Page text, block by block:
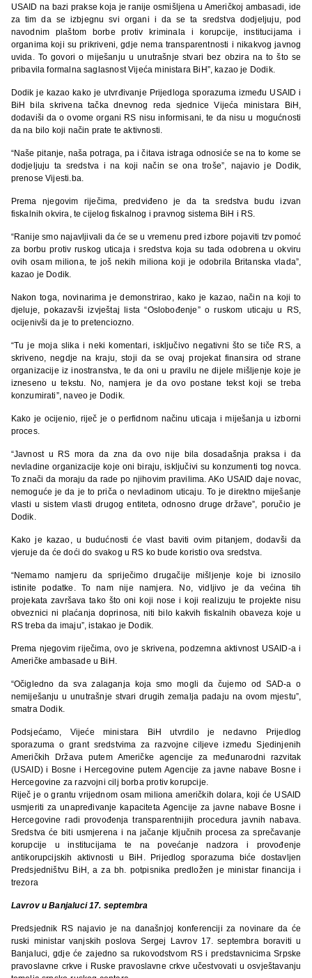
USAID na bazi prakse koja je ranije osmišljena u Američkoj ambasadi, ide
za tim da se izbjegnu svi organi i da se ta sredstva dodjeljuju, pod
navodnim plaštom borbe protiv kriminala i korupcije, institucijama i
organima koji su prikriveni, gdje nema transparentnosti i nikakvog javnog
uvida. To govori o miješanju u unutrašnje stvari bez obzira na to što se
pribavila formalna saglasnost Vijeća ministara BiH”, kazao je Dodik.
Dodik je kazao kako je utvrđivanje Prijedloga sporazuma između USAID i
BiH bila skrivena tačka dnevnog reda sjednice Vijeća ministara BiH,
dodaviši da o ovome organi RS nisu informisani, te da nisu u mogućnosti
da na bilo koji način prate te aktivnosti.
“Naše pitanje, naša potraga, pa i čitava istraga odnosiće se na to kome se
dodjeljuju ta sredstva i na koji način se ona troše”, najavio je Dodik,
prenose Vijesti.ba.
Prema njegovim riječima, predviđeno je da ta sredstva budu izvan
fiskalnih okvira, te cijelog fiskalnog i pravnog sistema BiH i RS.
“Ranije smo najavljivali da će se u vremenu pred izbore pojaviti tzv pomoć
za borbu protiv ruskog uticaja i sredstva koja su tada odobrena u okviru
ovih osam miliona, te još nekih miliona koji je odobrila Britanska vlada”,
kazao je Dodik.
Nakon toga, novinarima je demonstrirao, kako je kazao, način na koji to
djeluje, pokazavši izvještaj lista “Oslobođenje” o ruskom uticaju u RS,
ocijenivši da je to pretenciozno.
“Tu je moja slika i neki komentari, isključivo negativni što se tiče RS, a
skriveno, negdje na kraju, stoji da se ovaj projekat finansira od strane
organizacije iz inostranstva, te da oni u pravilu ne dijele mišljenje koje je
izneseno u tekstu. No, namjera je da ovo postane tekst koji se treba
konzumirati”, naveo je Dodik.
Kako je ocijenio, riječ je o perfidnom načinu uticaja i miješanja u izborni
proces.
“Javnost u RS mora da zna da ovo nije bila dosadašnja praksa i da
nevladine organizacije koje oni biraju, isključivi su konzumenti tog novca.
To znači da moraju da rade po njihovim pravilima. AKo USAID daje novac,
nemoguće je da je to priča o nevladinom uticaju. To je direktno miješanje
vlasti u sistem vlasti drugog entiteta, odnosno druge države”, poručio je
Dodik.
Kako je kazao, u budućnosti će vlast baviti ovim pitanjem, dodavši da
vjeruje da će doći do svakog u RS ko bude koristio ova sredstva.
“Nemamo namjeru da spriječimo drugačije mišljenje koje bi iznosilo
istinite podatke. To nam nije namjera. No, vidljivo je da većina tih
projekata završava tako što oni koji nose i koji realizuju te projekte nisu
obveznici ni plaćanja doprinosa, niti bilo kakvih fiskalnih obaveza koje u
RS treba da imaju”, istakao je Dodik.
Prema njegovim riječima, ovo je skrivena, podzemna aktivnost USAID-a i
Američke ambasade u BiH.
“Očigledno da sva zalaganja koja smo mogli da čujemo od SAD-a o
nemiješanju u unutrašnje stvari drugih zemalja padaju na ovom mjestu”,
smatra Dodik.
Podsjećamo, Vijeće ministara BiH utvrdilo je nedavno Prijedlog
sporazuma o grant sredstvima za razvojne ciljeve između Sjedinjenih
Američkih Država putem Američke agencije za međunarodni razvitak
(USAID) i Bosne i Hercegovine putem Agencije za javne nabave Bosne i
Hercegovine za razvojni cilj borba protiv korupcije.
Riječ je o grantu vrijednom osam miliona američkih dolara, koji će USAID
usmjeriti za unapređivanje kapaciteta Agencije za javne nabave Bosne i
Hercegovine radi provođenja transparentnijih procedura javnih nabava.
Sredstva će biti usmjerena i na jačanje ključnih procesa za sprečavanje
korupcije u institucijama te na povećanje nadzora i provođenje
antikorupcijskih aktivnosti u BiH. Prijedlog sporazuma biće dostavljen
Predsjedništvu BiH, a za bh. potpisnika predložen je ministar financija i
trezora
Lavrov u Banjaluci 17. septembra
Predsjednik RS najavio je na današnjoj konferenciji za novinare da će
ruski ministar vanjskih poslova Sergej Lavrov 17. septembra boraviti u
Banjaluci, gdje će zajedno sa rukovodstvom RS i predstavnicima Srpske
pravoslavne crkve i Ruske pravoslavne crkve učestvovati u osvještavanju